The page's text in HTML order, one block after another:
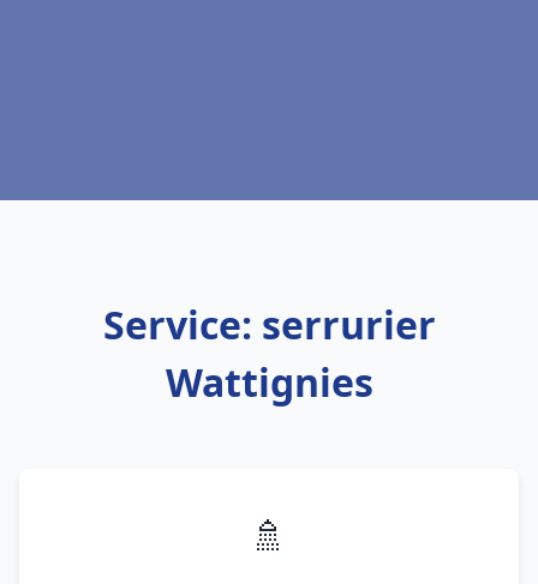
Service: serrurier
Wattignies
🚿